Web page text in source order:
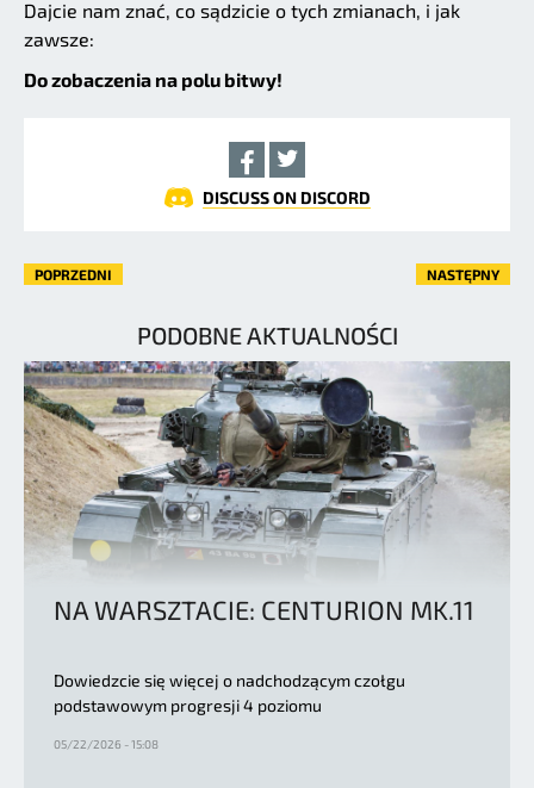
Dajcie nam znać, co sądzicie o tych zmianach, i jak
zawsze:
Do zobaczenia na polu bitwy!
DISCUSS ON DISCORD
POPRZEDNI NASTĘPNY
PODOBNE AKTUALNOŚCI
NA WARSZTACIE: CENTURION MK.11
Dowiedzcie się więcej o nadchodzącym czołgu
podstawowym progresji 4 poziomu
05/22/2026 - 15:08